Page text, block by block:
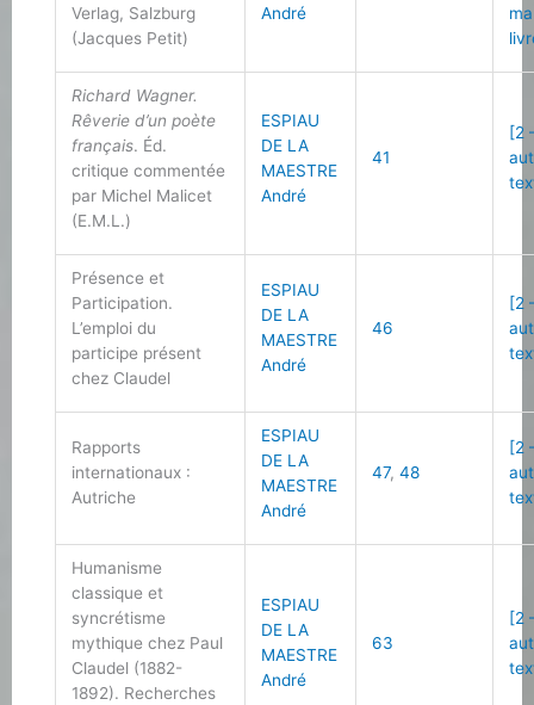
Verlag, Salzburg
(Jacques Petit)
André
Richard Wagner.
Rêverie d’un poète
français. Éd.
critique commentée
par Michel Malicet
(E.M.L.)
ESPIAU
DE LA
MAESTRE
André
41
[2
Présence et
Participation.
L’emploi du
participe présent
chez Claudel
ESPIAU
DE LA
MAESTRE
André
46
[2
Rapports
internationaux :
Autriche
ESPIAU
DE LA
MAESTRE
André
47,48
[2
Humanisme
classique et
syncrétisme
mythique chez Paul
Claudel (1882-
1892). Recherches
ESPIAU
DE LA
MAESTRE
André
63
[2